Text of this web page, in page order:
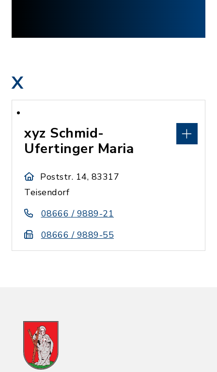
X
xyz Schmid-
Ufertinger Maria
Poststr. 14, 83317
Teisendorf
08666 / 9889-21
08666 / 9889-55